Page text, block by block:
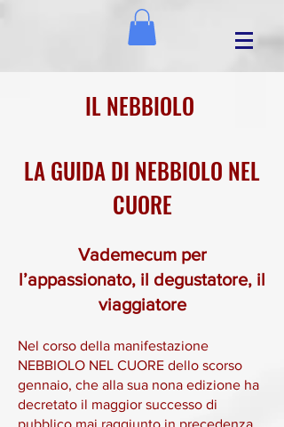
IL NEBBIOLO
LA GUIDA DI NEBBIOLO NEL
CUORE
Vademecum per
l’appassionato, il degustatore, il
viaggiatore
Nel corso della manifestazione
NEBBIOLO NEL CUORE dello scorso
gennaio, che alla sua nona edizione ha
decretato il maggior successo di
pubblico mai raggiunto in precedenza,